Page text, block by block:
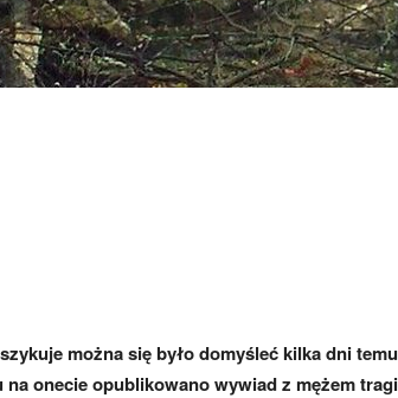
można się było domyśleć kilka dni
na onecie opublikowano wywiad z mężem